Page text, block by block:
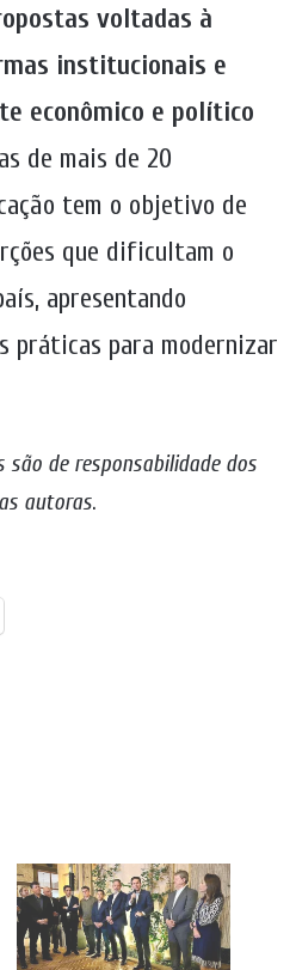
voltadas à
institucionais e
econômico e político
de mais de 20
tem o objetivo de
que dificultam o
apresentando
práticas para modernizar
são de responsabilidade dos
autoras.